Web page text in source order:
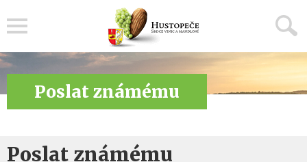
Poslat známému
Poslat známému